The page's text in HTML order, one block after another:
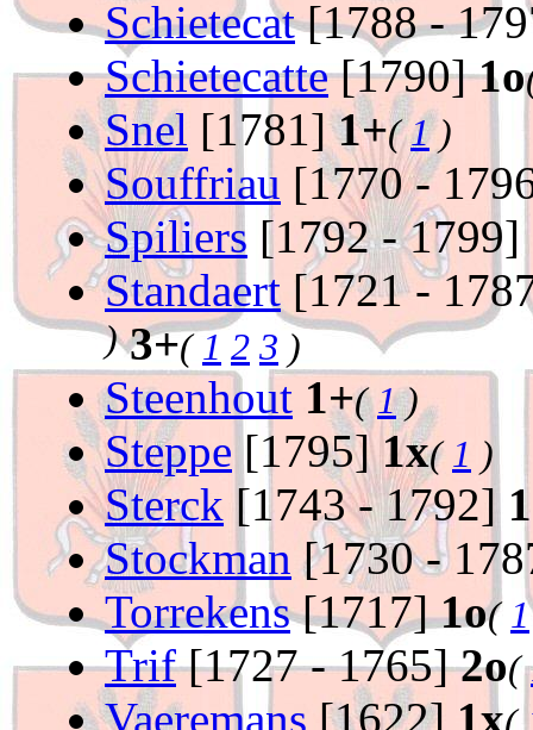
Schietecat[1788 -
Schietecatte[1790]1o
Snel [1781]1+(1)
Souffriau [1770 -
Spiliers [1792 - 1799]
Standaert [1721 -
) 3+( 1 2 3 )
Steenhout 1+(1)
Steppe [1795]1x( 1 )
Sterck [1743 - 1792]
Stockman [1730 -
Torrekens[1717]1o( 1
Trif[1727 - 1765]2o(
Vaeremans [1622] 1x